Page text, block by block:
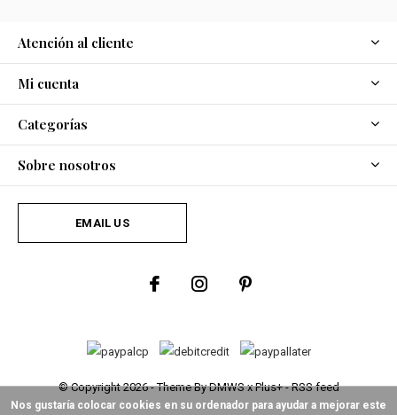
Atención al cliente
Mi cuenta
Categorías
Sobre nosotros
EMAIL US
© Copyright2026- Theme ByDMWSxPlus+-RSS feed
Nos gustaría colocar cookies en su ordenador para ayudar a mejorar este